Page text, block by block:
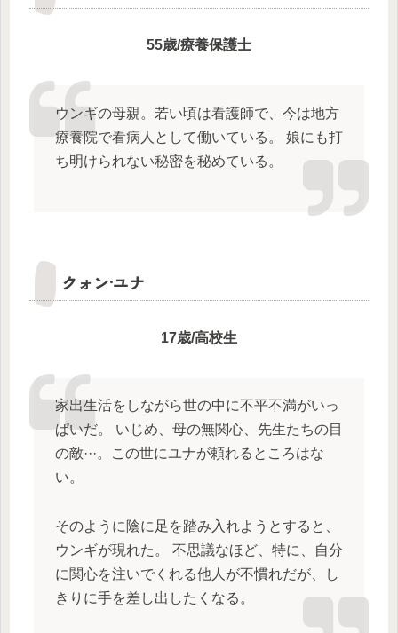
55歳/療養保護士
ウンギの母親。若い頃は看護師で、今は地方
療養院で看病人として働いている。 娘にも打
ち明けられない秘密を秘めている。
クォン·ユナ
17歳/高校生
家出生活をしながら世の中に不平不満がいっ
ぱいだ。 いじめ、母の無関心、先生たちの目
の敵···。この世にユナが頼れるところはな
い。
そのように陰に足を踏み入れようとすると、
ウンギが現れた。 不思議なほど、特に、自分
に関心を注いでくれる他人が不慣れだが、し
きりに手を差し出したくなる。